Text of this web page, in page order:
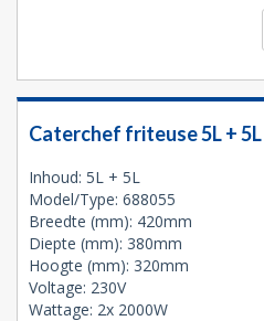
Caterchef friteuse 5L + 5L
Inhoud: 5L + 5L
Model/Type: 688055
Breedte (mm): 420mm
Diepte (mm): 380mm
Hoogte (mm): 320mm
Voltage: 230V
Wattage: 2x 2000W